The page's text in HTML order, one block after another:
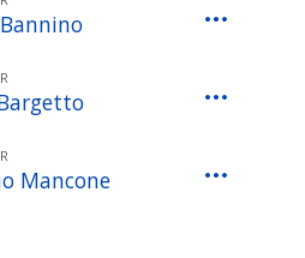
Mancone